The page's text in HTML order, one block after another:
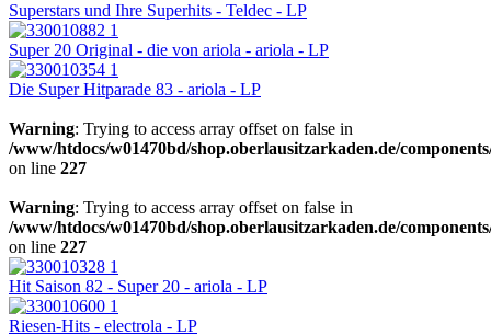
Superstars und Ihre Superhits - Teldec - LP
Super 20 Original - die von ariola - ariola - LP
Die Super Hitparade 83 - ariola - LP
Warning: Trying to access array offset on false in
/www/htdocs/w01470bd/shop.oberlausitzarkaden.de/
on line 227
Warning: Trying to access array offset on false in
/www/htdocs/w01470bd/shop.oberlausitzarkaden.de/
on line 227
Hit Saison 82 - Super 20 - ariola - LP
Riesen-Hits - electrola - LP